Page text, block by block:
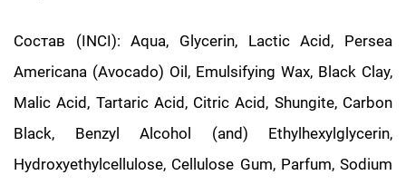
Состав (INCI): Aqua, Glycerin, Lactic Acid, Persea
Americana (Avocado) Oil, Emulsifying Wax, Black Clay,
Malic Acid, Tartaric Acid, Citric Acid, Shungite, Carbon
Black, Benzyl Alcohol (and) Ethylhexylglycerin,
Hydroxyethylcellulose, Cellulose Gum, Parfum, Sodium